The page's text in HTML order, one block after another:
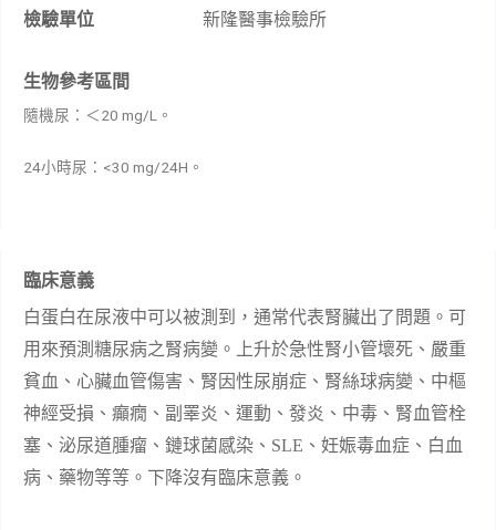
檢驗單位 新隆醫事檢驗所
生物參考區間
隨機尿：＜20 mg/L。
24小時尿：<30 mg/24H。
臨床意義
白蛋白在尿液中可以被測到，通常代表腎臟出了問題。可
用來預測糖尿病之腎病變。上升於急性腎小管壞死、嚴重
貧血、心臟血管傷害、腎因性尿崩症、腎絲球病變、中樞
神經受損、癲癇、副睪炎、運動、發炎、中毒、腎血管栓
塞、泌尿道腫瘤、鏈球菌感染、 SLE 、妊娠毒血症、白血
病、藥物等等。下降沒有臨床意義。